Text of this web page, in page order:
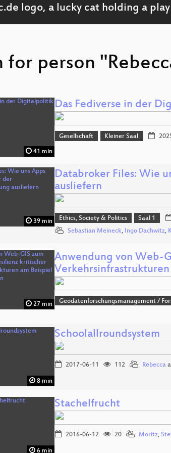
for person
41 min
Das Fediverse in der
Gesellschaft Kleiner Saal
39 min
Databroker Files: Wie
ausliefern
Ethics, Society & Politics Saal 1
Sebastian Meineck, Ingo Dachwitz,
27 min
Anwendung von Web-
Geodatenforschungsmanagement /
8 min
Schoolallroundsystem
2017-06-11 112 Rebecca
6 min
Stachelfrucht
2016-06-12 20 Moritz,